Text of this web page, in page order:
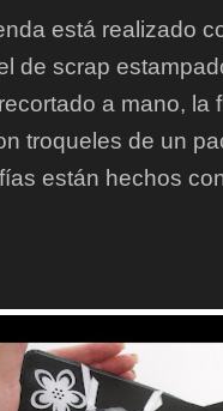
está realizado
de scrap
a mano, la
troqueles de un
están hechos